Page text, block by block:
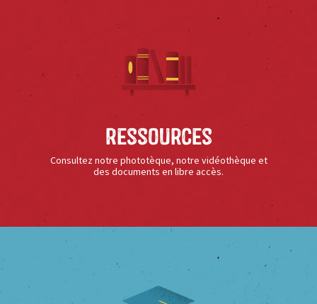
Ressources
Consultez notre phototèque, notre vidéothèque et
des documents en libre accès.